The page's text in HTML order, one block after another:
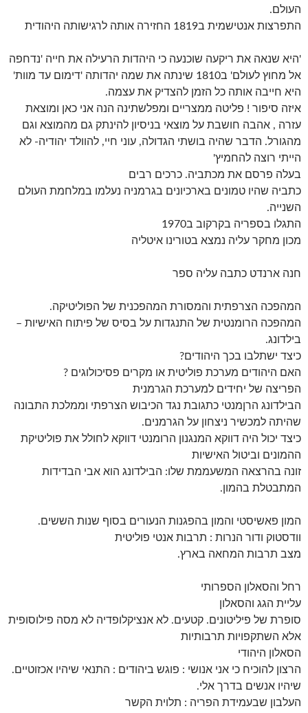
העולם.
התפרצות אנטישמית ב1819 החזירה אותה לרגישותה היהודית
'היא שנאה את ריקעה שוכנעה כי היהדות הרעילה את חייה 'נדחפה
אל מחוץ לעולם' ב1810 שינתה את שמה יהדותה 'דימום עד מוות'
היא חייבה אותה כל הזמן להצדיק את עצמה.
איזה סיפור ! פליטה ממצריים ומפלשתינה הנה אני כאן ומוצאת
עזרה , אהבה חושבת על מוצאי בניסיון להינתק גם מהמוצא וגם
מהגורל. הדבר שהיה בושתי הגדולה, עוני חיי, להוולד יהודיה- לא
הייתי רוצה להחמיץ'
בעלה פרסם את מכתביה. כרכים רבים
כתביה שהיו טמונים בארכיונים בגרמניה נעלמו במלחמת העולם
השנייה.
התגלו בספריה בקרקוב ב1970
מכון מחקר עליה נמצא בטורינו איטליה
חנה ארנדט כתבה עליה ספר
המהפכה הצרפתית והמסורת המהפכנית של הפוליטיקה.
המהפכה הרומנטית של התנגדות על בסיס של פיתוח האישיות –
בילדונג.
כיצד ישתלבו בכך היהודים?
האם היהודים מערכת פוליטית או מקרים פסיכולוגים ?
הפריצה של יחידים למערכת הגרמנית
הבילדונג הרןמנטי כתגובת נגד הכיבוש הצרפתי וממלכת התבונה
שהיתה למכשיר ניצחון על הגרמנים.
כיצד יכול היה דווקא המנגנון הרומנטי דווקא לחולל את פוליטיקת
ההמונים וביטול האישיות
זונה בהרצאה המשעממת שלו: הבילדונג הוא אבי הבדידות
המתבטלת בהמון.
המון פאשיסטי והמון בהפגנות הנעורים בסוף שנות הששים.
וודסטוק ודור הנרות : תרבות אנטי פוליטית
מצב תרבות המחאה בארץ.
רחל והסאלון הספרותי
עליית הגג והסאלון
סופרת של פיליטונים. קטעים. לא אנציקלופדיה לא מסה פילוסופית
אלא השתקפויות תרבותיות
הסאלון היהודי
הרצון להוכיח כי אני אנושי : פוגש ביהודים : התנאי שיהיו אכזוטיים.
שיהיו אנשים בדרך אלי.
העלבון שבעמידת הפריה : תלוית הקשר